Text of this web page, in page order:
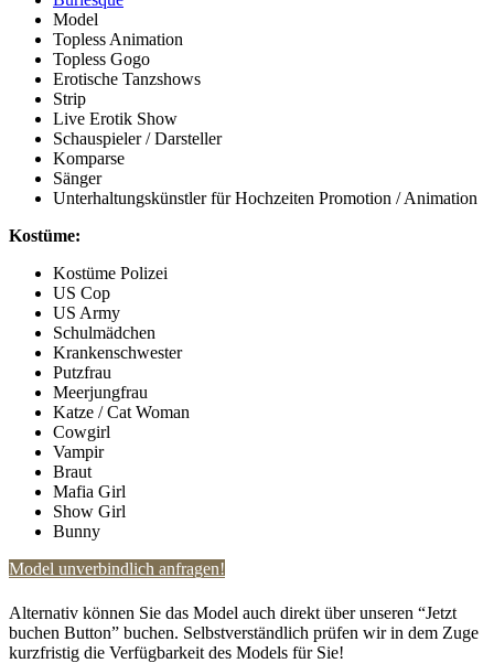
Model
Topless Animation
Topless Gogo
Erotische Tanzshows
Strip
Live Erotik Show
Schauspieler / Darsteller
Komparse
Sänger
Unterhaltungskünstler für Hochzeiten Promotion / Animation
Kostüme:
Kostüme Polizei
US Cop
US Army
Schulmädchen
Krankenschwester
Putzfrau
Meerjungfrau
Katze / Cat Woman
Cowgirl
Vampir
Braut
Mafia Girl
Show Girl
Bunny
Model unverbindlich anfragen!
Alternativ können Sie das Model auch direkt über unseren “Jetzt
buchen Button” buchen. Selbstverständlich prüfen wir in dem Zuge
kurzfristig die Verfügbarkeit des Models für Sie!